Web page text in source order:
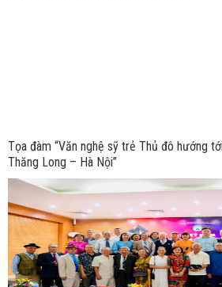
Tọa đàm “Văn nghệ sỹ trẻ Thủ đô hướng
Thăng Long – Hà Nội”